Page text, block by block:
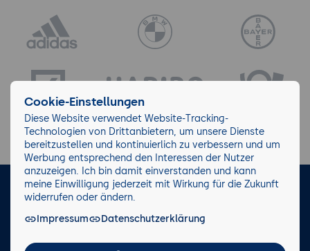
LinkedIn Facebook
Cookie-Einstellungen
Diese Website verwendet Website-Tracking-
Technologien von Drittanbietern, um unsere Dienste
bereitzustellen und kontinuierlich zu verbessern und um
Werbung entsprechend den Interessen der Nutzer
anzuzeigen. Ich bin damit einverstanden und kann
meine Einwilligung jederzeit mit Wirkung für die Zukunft
widerrufen oder ändern.
Impressum
Datenschutzerklärung